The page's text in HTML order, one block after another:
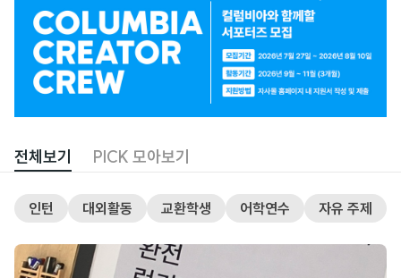
전체보기 PICK 모아보기
인턴 대외활동 교환학생 어학연수 자유 주제